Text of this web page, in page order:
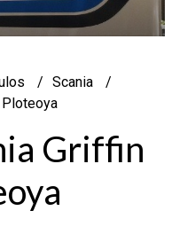
Scania
Griffin